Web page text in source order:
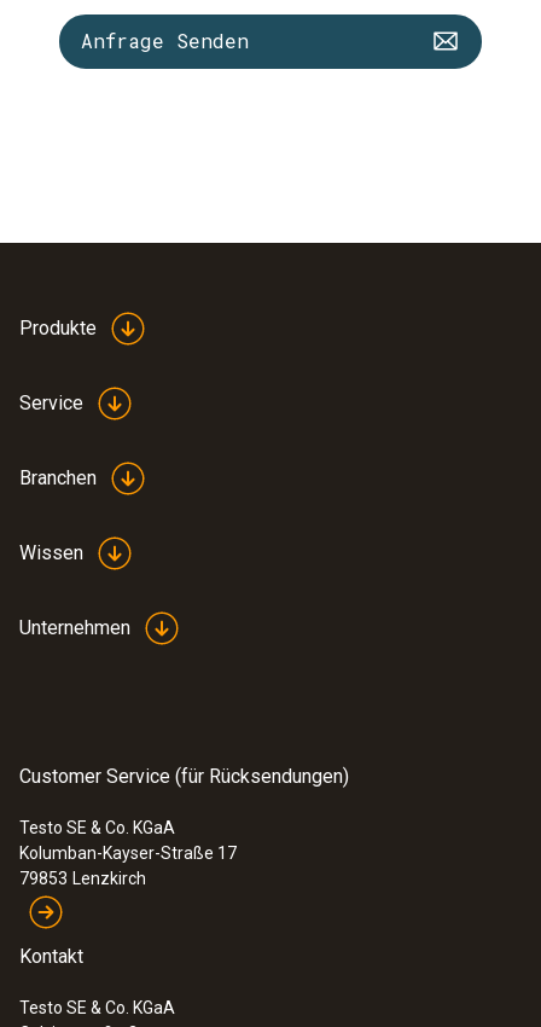
Anfrage Senden
Produkte
Service
Branchen
Wissen
Unternehmen
Customer Service (für Rücksendungen)
Testo SE & Co. KGaA
Kolumban-Kayser-Straße 17
79853 Lenzkirch
Kontakt
Testo SE & Co. KGaA